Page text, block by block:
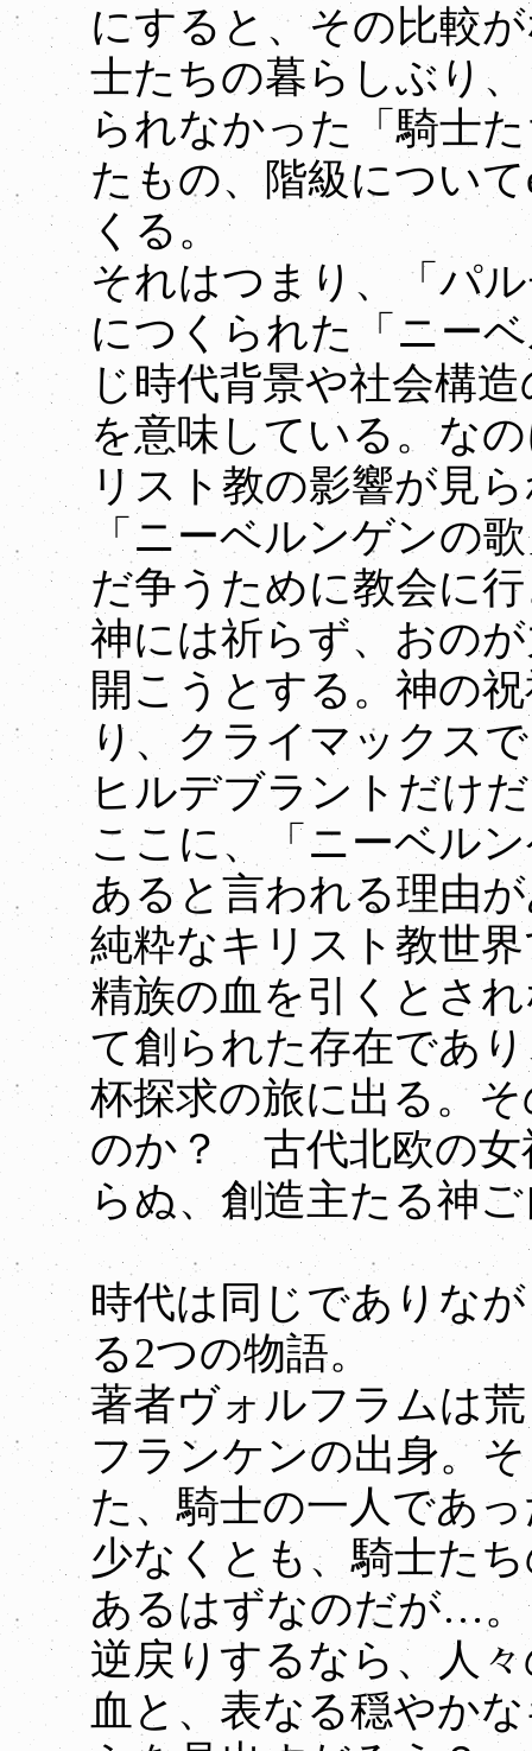
にすると、その比較
士たちの暮らしぶり
られなかった「騎士
たもの、階級につい
くる。
それはつまり、「パ
につくられた「ニー
じ時代背景や社会構
を意味している。な
リスト教の影響が見
「ニーベルンゲンの
だ争うために教会に
神には祈らず、おの
開こうとする。神の
り、クライマックス
ヒルデブラントだけ
ここに、「ニーベル
あると言われる理由
純粋なキリスト教世
精族の血を引くとさ
て創られた存在であ
杯探求の旅に出る。
のか？ 古代北欧の女
らぬ、創造主たる神
時代は同じでありな
る2つの物語。
著者ヴォルフラムは
フランケンの出身。
た、騎士の一人であ
少なくとも、騎士た
あるはずなのだが…
逆戻りするなら、人
血と、表なる穏やか